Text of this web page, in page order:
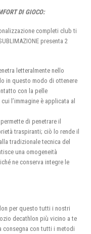
DI GIOCO:
completi club ti
presenta 2
letteralmente nello
in questo modo di ottenere
con la pelle
l’immagine è applicata al
di penetrare il
traspiranti; ciò lo rende il
tradizionale tecnica del
una omogeneità
ne conserva integre le
per questo tutti i nostri
decathlon più vicino a te
consegna con tutti i metodi